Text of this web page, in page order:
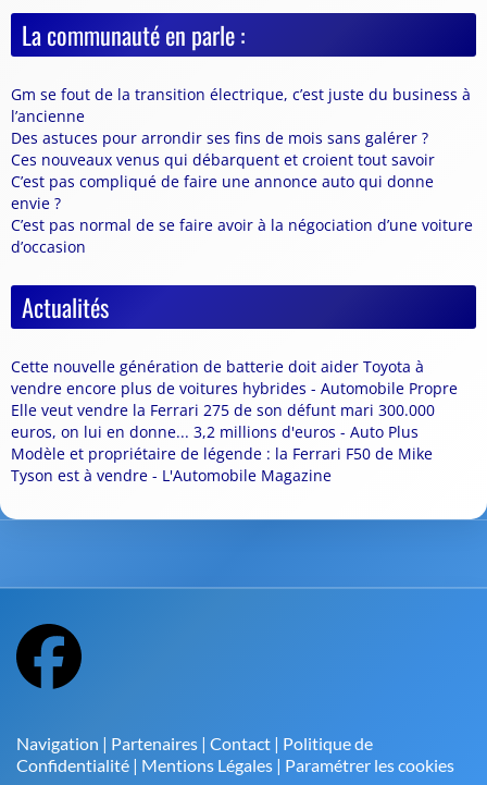
La communauté en parle :
Gm se fout de la transition électrique, c’est juste du business à
l’ancienne
Des astuces pour arrondir ses fins de mois sans galérer ?
Ces nouveaux venus qui débarquent et croient tout savoir
C’est pas compliqué de faire une annonce auto qui donne
envie ?
C’est pas normal de se faire avoir à la négociation d’une voiture
d’occasion
Actualités
Cette nouvelle génération de batterie doit aider Toyota à
vendre encore plus de voitures hybrides - Automobile Propre
Elle veut vendre la Ferrari 275 de son défunt mari 300.000
euros, on lui en donne... 3,2 millions d'euros - Auto Plus
Modèle et propriétaire de légende : la Ferrari F50 de Mike
Tyson est à vendre - L'Automobile Magazine
Navigation | Partenaires | Contact | Politique de
Confidentialité | Mentions Légales | Paramétrer les cookies